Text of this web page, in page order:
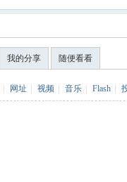
我的分享 随便看看
网址 视频 音乐 Flash